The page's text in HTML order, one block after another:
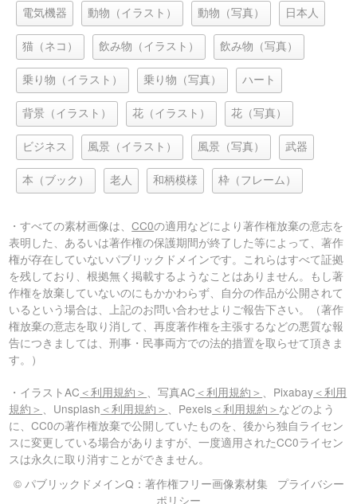
電気機器 動物（イラスト） 動物（写真） 日本人
猫（ネコ） 飲み物（イラスト） 飲み物（写真）
乗り物（イラスト） 乗り物（写真） ハート
背景（イラスト） 花（イラスト） 花（写真）
ビジネス 風景（イラスト） 風景（写真） 武器
本（ブック） 老人 和柄模様 枠（フレーム）
・すべての素材画像は、CC0の適用などにより著作権放棄の意志を
表明した、あるいは著作権の保護期間が終了した等によって、著作
権が存在していないパブリックドメインです。これらはすべて証拠
を残しており、根拠無く掲載するようなことはありません。もし著
作権を放棄していないのにもかかわらず、自分の作品が公開されて
いるという場合は、上記のお問い合わせよりご報告下さい。（著作
権放棄の意志を取り消して、再度著作権を主張するなどの悪質な報
告につきましては、刑事・民事両方での法的措置を取らせて頂きま
す。）
・イラストAC ＜利用規約＞ 、写真AC ＜利用規約＞ 、Pixabay ＜利用
規約＞ 、Unsplash ＜利用規約＞ 、Pexels ＜利用規約＞ などのよう
に、CC0の著作権放棄で公開していたものを、後から独自ライセン
スに変更している場合がありますが、一度適用されたCC0ライセン
スは永久に取り消すことができません。
© パブリックドメインQ：著作権フリー画像素材集
プライバシー
ポリシー